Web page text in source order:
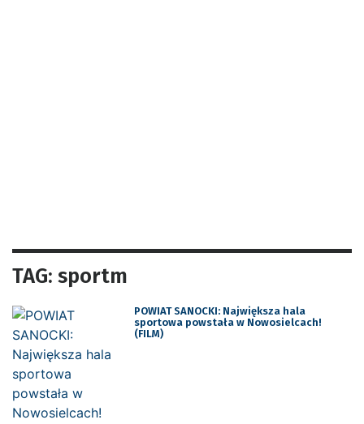
TAG: sportm
POWIAT SANOCKI: Największa hala
sportowa powstała w Nowosielcach!
(FILM)